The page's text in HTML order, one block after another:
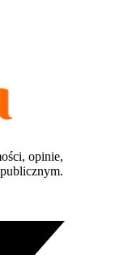
opinie,